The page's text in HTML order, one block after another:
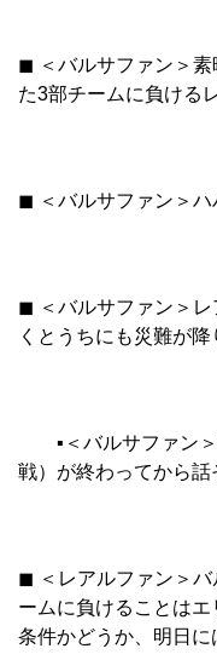
◼︎ ＜バルサファン＞
た3部チームに負ける
◼︎ ＜バルサファン＞
◼︎ ＜バルサファン＞レ
くとうちにも災難が
▪︎＜バルサファン＞
戦）が終わってから話
◼︎ ＜レアルファン＞
ームに負けることは
条件かどうか、明日に